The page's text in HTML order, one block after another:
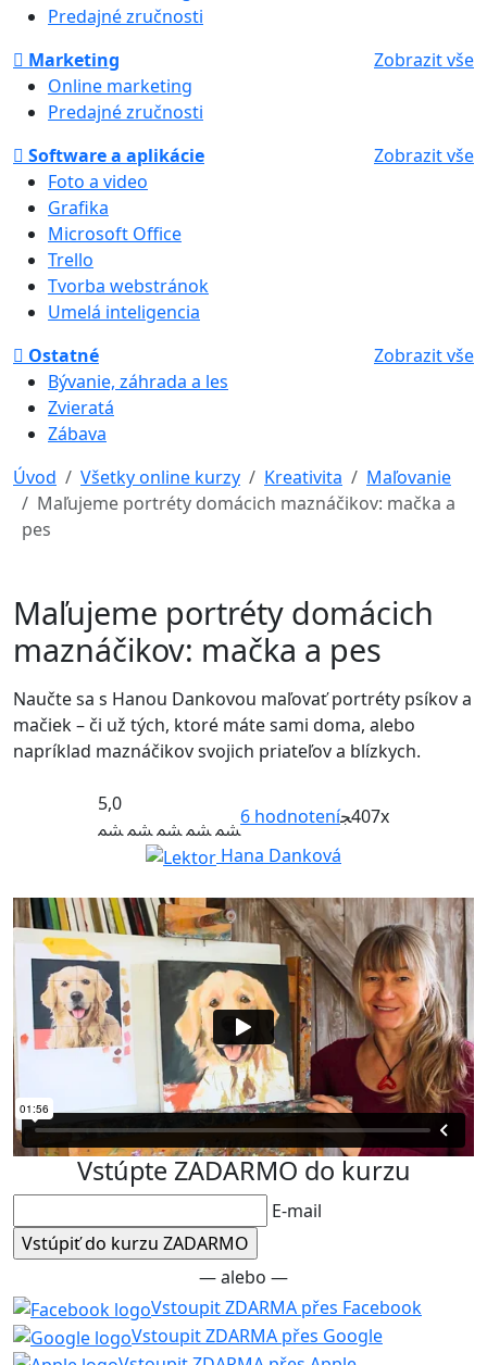
Predajné zručnosti
Marketing
Zobrazit vše
Online marketing
Predajné zručnosti
Software a aplikácie
Zobrazit vše
Foto a video
Grafika
Microsoft Office
Trello
Tvorba webstránok
Umelá inteligencia
Ostatné
Zobrazit vše
Bývanie, záhrada a les
Zvieratá
Zábava
Úvod
Všetky online kurzy Kreativita
Maľovanie
Maľujeme portréty domácich maznáčikov: mačka a
pes
Maľujeme portréty domácich
maznáčikov: mačka a pes
Naučte sa s Hanou Dankovou maľovať portréty psíkov a
mačiek – či už tých, ktoré máte sami doma, alebo
napríklad maznáčikov svojich priateľov a blízkych.
5,0
6 hodnotení 407x
Hana Danková
Vstúpte ZADARMO do kurzu
E-mail
— alebo —
Vstoupit ZDARMA přes Facebook
Vstoupit ZDARMA přes Google